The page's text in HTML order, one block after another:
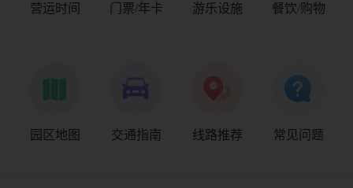
营运时间 门票/年卡 游乐设施 餐饮/购物
园区地图 交通指南 线路推荐 常见问题